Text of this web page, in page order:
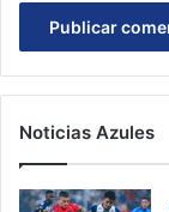
Noticias Azules